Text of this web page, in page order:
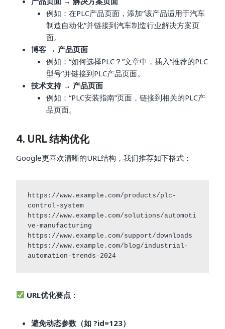
例如：在PLC产品页面，添加“该产品适用于汽车
制造自动化”并链接到汽车制造行业解决方案页
面。
博客 → 产品页面
例如：“如何选择PLC？”文章中，插入“推荐的PLC
型号”并链接到PLC产品页面。
技术支持 → 产品页面
例如：“PLC安装指南”页面，链接到相关的PLC产
品页面。
4. URL 结构优化
Google更喜欢清晰的URL结构，我们推荐如下格式：
https://www.example.com/products/plc-
control-system
https://www.example.com/solutions/automoti
ve-manufacturing
https://www.example.com/support/downloads
https://www.example.com/blog/industrial-
automation-trends-2024
URL优化要点 ：
避免动态参数（如 ?id=123）